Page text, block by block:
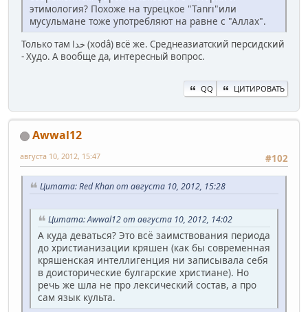
этимология? Похоже на турецкое "Tanrı"или
мусульмане тоже употребляют на равне с "Аллах".
Только там خدا (xodâ) всё же. Среднеазиатский персидский
- Худо. А вообще да, интересный вопрос.
QQ ЦИТИРОВАТЬ
Awwal12
#102
августа 10, 2012, 15:47
Цитата: Red Khan от августа 10, 2012, 15:28
Цитата: Awwal12 от августа 10, 2012, 14:02
А куда деваться? Это всё заимствования периода
до христианизации кряшен (как бы современная
кряшенская интеллигенция ни записывала себя
в доисторические булгарские христиане). Но
речь же шла не про лексический состав, а про
сам язык культа.